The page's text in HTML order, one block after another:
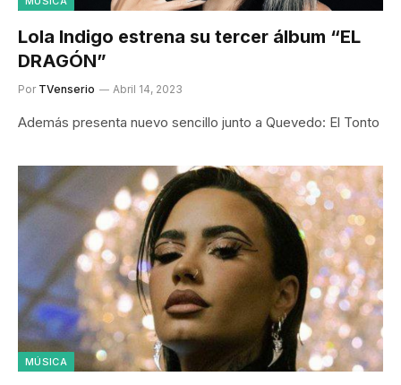
Lola Indigo estrena su tercer álbum “EL
DRAGÓN”
Por TVenserio Abril 14, 2023
Además presenta nuevo sencillo junto a Quevedo: El Tonto
MÚSICA